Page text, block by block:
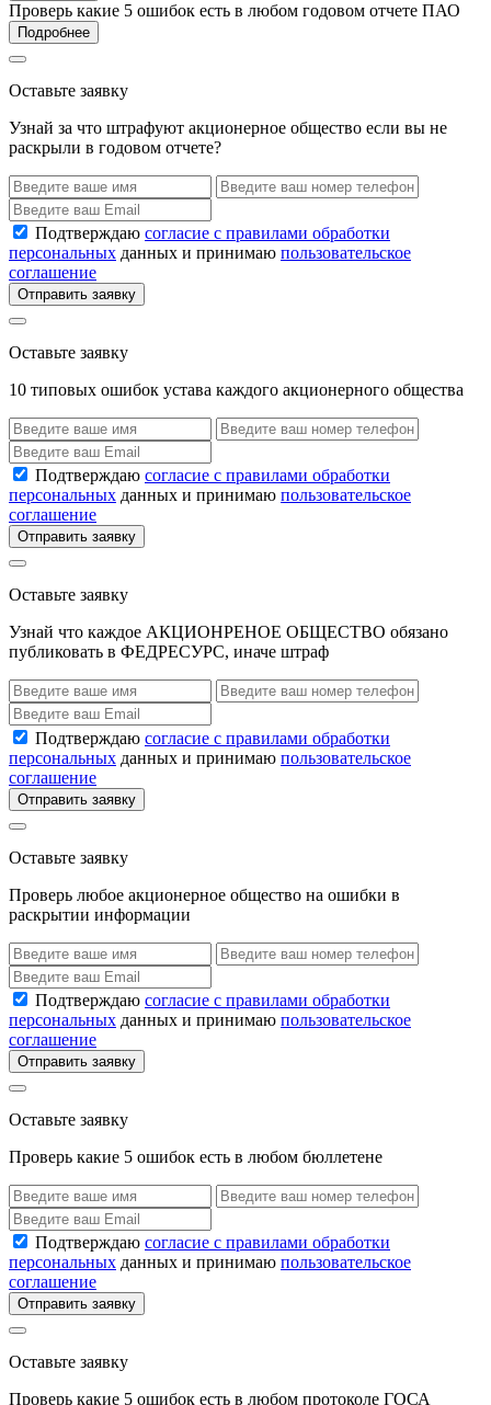
Проверь какие 5 ошибок есть в любом годовом отчете ПАО
Подробнее
Оставьте заявку
Узнай за что штрафуют акционерное общество если вы не
раскрыли в годовом отчете?
Подтверждаю согласие с правилами обработки
персональных данных и принимаю пользовательское
соглашение
Отправить заявку
Оставьте заявку
10 типовых ошибок устава каждого акционерного общества
Подтверждаю согласие с правилами обработки
персональных данных и принимаю пользовательское
соглашение
Отправить заявку
Оставьте заявку
Узнай что каждое АКЦИОНРЕНОЕ ОБЩЕСТВО обязано
публиковать в ФЕДРЕСУРС, иначе штраф
Подтверждаю согласие с правилами обработки
персональных данных и принимаю пользовательское
соглашение
Отправить заявку
Оставьте заявку
Проверь любое акционерное общество на ошибки в
раскрытии информации
Подтверждаю согласие с правилами обработки
персональных данных и принимаю пользовательское
соглашение
Отправить заявку
Оставьте заявку
Проверь какие 5 ошибок есть в любом бюллетене
Подтверждаю согласие с правилами обработки
персональных данных и принимаю пользовательское
соглашение
Отправить заявку
Оставьте заявку
Проверь какие 5 ошибок есть в любом протоколе ГОСА